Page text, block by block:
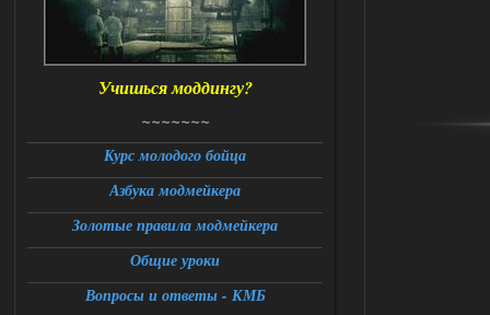
Доступно только для пользователей
Ответить ➤
06.08.2026
DEDULYA-1967
Доступно только для пользователей
Ответить ➤
06.08.2026
Universal Teleport v2.0
Учишься моддингу?
~~~~~~~
Курс молодого бойца
Азбука модмейкера
Золотые правила модмейкера
Общие уроки
Вопросы и ответы - КМБ